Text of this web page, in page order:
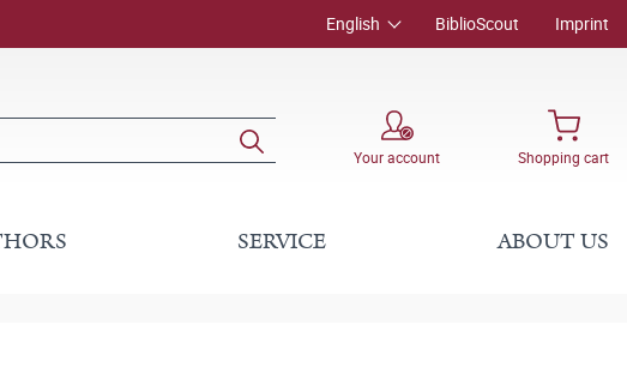
English BiblioScout Imprint
Your account Shopping cart
SERVICE ABOUT US